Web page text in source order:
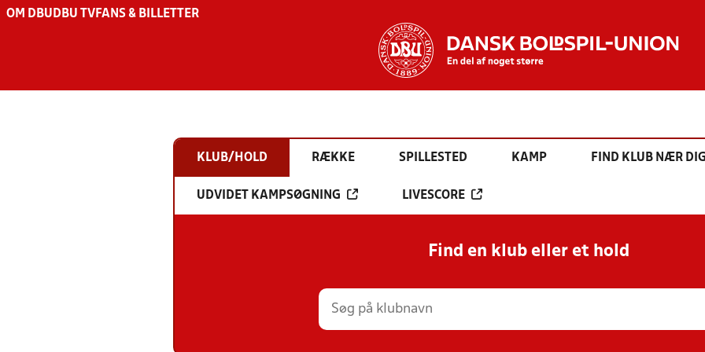
OM DBU DBU TV FANS & BILLETTER
KLUB/HOLD RÆKKE SPILLESTED KAMP FIND KLUB NÆR
UDVIDET KAMPSØGNING LIVESCORE
Find en klub eller et hold